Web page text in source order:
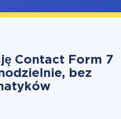
Contact Form 7
bez